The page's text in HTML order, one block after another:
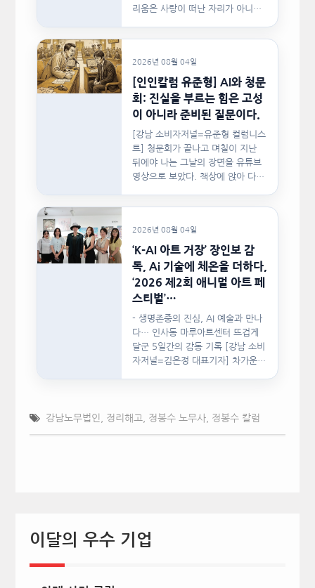
리움은 사랑이 떠난 자리가 아니라,
2026년 08월 04일
[인인칼럼 유준형] AI와 청문
회: 진실을 부르는 힘은 고성
이 아니라 준비된 질문이다.
[강남 소비자저널=유준형 컬럼니스
트] 청문회가 끝나고 며칠이 지난
뒤에야 나는 그날의 장면을 유튜브
영상으로 보았다. 책상에 앉아 다른
2026년 08월 04일
‘K-AI 아트 거장’ 장인보 감
독, Ai 기술에 체온을 더하다,
‘2026 제2회 애니멀 아트 페
스티벌’…
- 생명존중의 진심, AI 예술과 만나
다… 인사동 마루아트센터 뜨겁게
달군 5일간의 감동 기록 [강남 소비
자저널=김은정 대표기자] 차가운
강남노무법인 정리해고 정봉수 노무사, 정봉수 칼럼
이달의 우수 기업